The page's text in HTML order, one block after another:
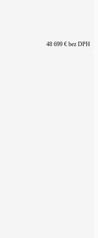
48 699 € bez DPH